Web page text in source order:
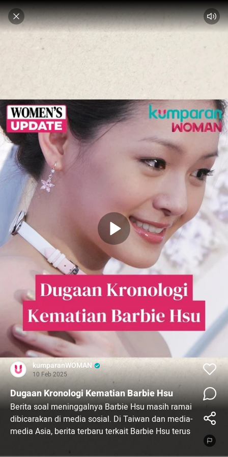
kumparanWOMAN
10 Feb 2025
Dugaan Kronologi Kematian Barbie Hsu
Berita soal meninggalnya Barbie Hsu masih ramai
dibicarakan di media sosial. Di Taiwan dan media-
media Asia, berita terbaru terkait Barbie Hsu terus